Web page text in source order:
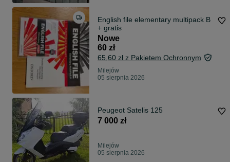
English file elementary multipack B
+ gratis
Nowe
60 zł
65,60 zł z Pakietem Ochronnym
Milejów
05 sierpnia 2026
Peugeot Satelis 125
7 000 zł
Milejów
05 sierpnia 2026